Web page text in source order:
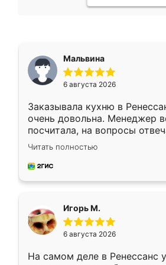
Мальвина
6 августа 2026
Заказывала кухню в
очень довольна. Менеджер
посчитала, на вопросы
Замерщик приехал в
делу со всей
за день, ребята работали
Читать полностью
Игорь М.
6 августа 2026
На самом деле в Ренессанс